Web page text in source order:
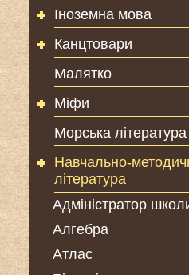
Іноземна мова
Канцтовари
Малятко
Міфи
Морська література
Навчально-
література
Адміністратор
Алгебра
Атлас